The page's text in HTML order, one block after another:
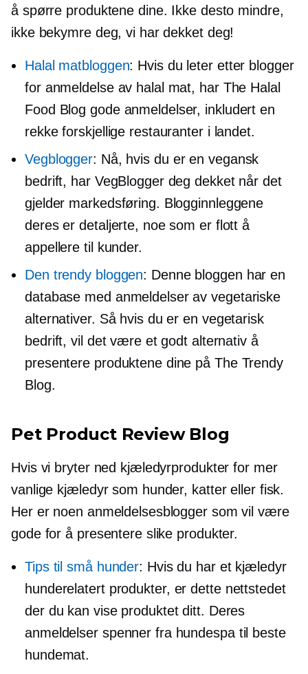
å spørre produktene dine. Ikke desto mindre,
ikke bekymre deg, vi har dekket deg!
Halal matbloggen: Hvis du leter etter blogger
for anmeldelse av halal mat, har The Halal
Food Blog gode anmeldelser, inkludert en
rekke forskjellige restauranter i landet.
Vegblogger: Nå, hvis du er en vegansk
bedrift, har VegBlogger deg dekket når det
gjelder markedsføring. Blogginnleggene
deres er detaljerte, noe som er flott å
appellere til kunder.
Den trendy bloggen: Denne bloggen har en
database med anmeldelser av vegetariske
alternativer. Så hvis du er en vegetarisk
bedrift, vil det være et godt alternativ å
presentere produktene dine på The Trendy
Blog.
Pet Product Review Blog
Hvis vi bryter ned kjæledyrprodukter for mer
vanlige kjæledyr som hunder, katter eller fisk.
Her er noen anmeldelsesblogger som vil være
gode for å presentere slike produkter.
Tips til små hunder: Hvis du har et kjæledyr
hunderelatertprodukter, er dette nettstedet
der du kan vise produktet ditt. Deres
anmeldelser spenner fra hundespa til beste
hundemat.